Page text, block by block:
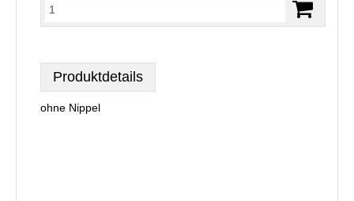
Produktdetails
ohne Nippel